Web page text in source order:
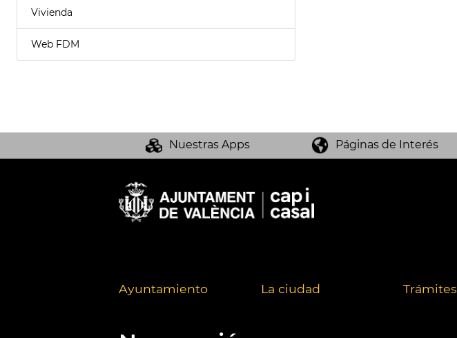
Vivienda
Web FDM
Nuestras Apps Páginas de Interés
Ayuntamiento La ciudad Trámites